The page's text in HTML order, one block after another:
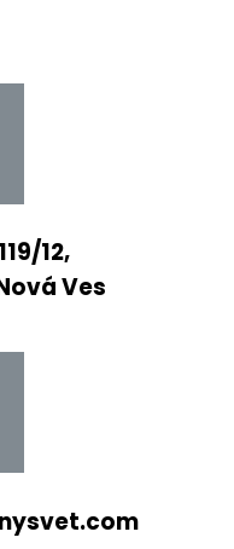
12,
Ves